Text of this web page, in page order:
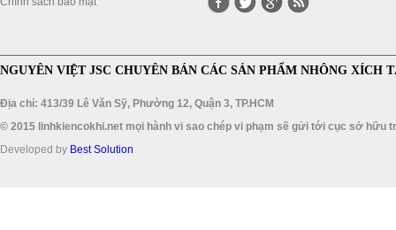
NGUYÊN VIỆT JSC CHUYÊN BÁN CÁC SẢN PHẨM NHÔNG XÍCH
Địa chỉ: 413/39 Lê Văn Sỹ, Phường 12, Quận 3, TP.HCM
© 2015 linhkiencokhi.net mọi hành vi sao chép vi phạm sẽ gửi tới cục sở hữu
Developed by Best Solution